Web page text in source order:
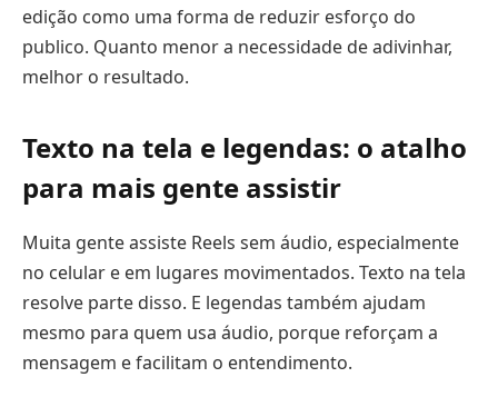
edição como uma forma de reduzir esforço do
publico. Quanto menor a necessidade de adivinhar,
melhor o resultado.
Texto na tela e legendas: o atalho
para mais gente assistir
Muita gente assiste Reels sem áudio, especialmente
no celular e em lugares movimentados. Texto na tela
resolve parte disso. E legendas também ajudam
mesmo para quem usa áudio, porque reforçam a
mensagem e facilitam o entendimento.